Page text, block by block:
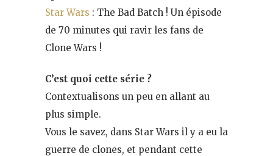
Star Wars : The Bad Batch ! Un épisode
de 70 minutes qui ravir les fans de
Clone Wars !
C’est quoi cette série ?
Contextualisons un peu en allant au
plus simple.
Vous le savez, dans Star Wars il y a eu la
guerre de clones, et pendant cette